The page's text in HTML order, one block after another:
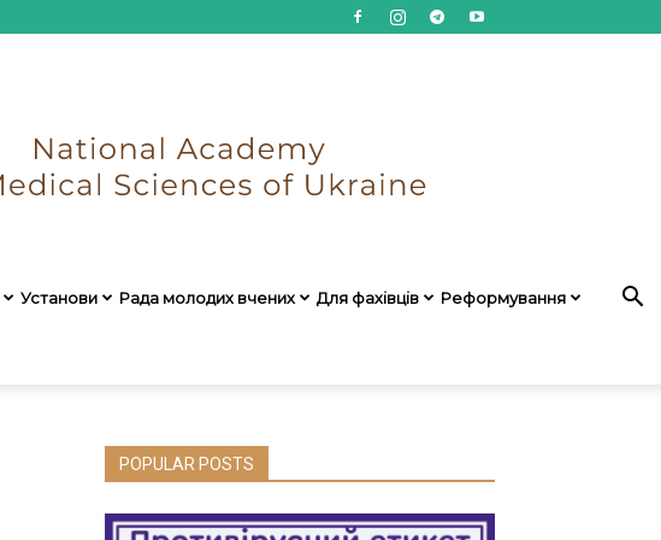
Установи Рада молодих вчених Для фахівців Реформування
POPULAR POSTS